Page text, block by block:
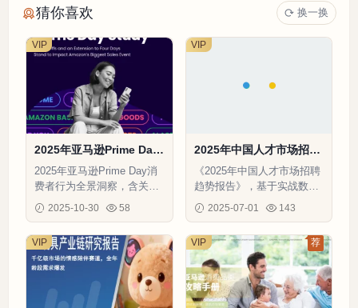
猜你喜欢 换一换
2025年亚马逊Prime Day
研究报告-17页
2025年亚马逊Prime Day消
费者行为全景洞察，含关税
影响、AI工具使用、跨平台
流量及品类偏好数据
2025-10-30 58
VIP
2025年中国人才市场招聘
趋势报告-51页
《2025年中国人才市场招聘
趋势报告》，基于实战数
据，剖析12大行业招聘动
态，预测人才需求，含跨境
电商人才缺口等洞察与热招
岗位清单
2025-07-01 143
VIP
VIP VIP 荐